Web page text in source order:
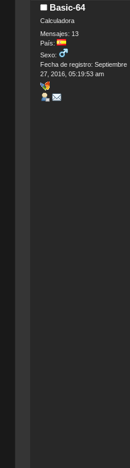
Basic-64
Calculadora
Mensajes: 13
País:
Sexo:
Fecha de registro: Septiembre
27, 2016, 05:19:53 am